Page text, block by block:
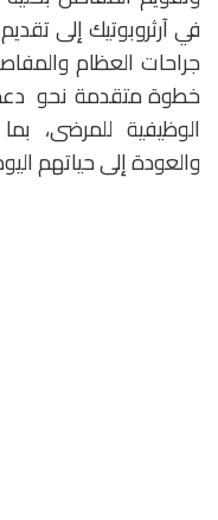
في آرثروبوتيك إلى
جراحات العظام
خطوة متقدمة نحو
الوظيفية للمرضى،
والعودة إلى حياتهم